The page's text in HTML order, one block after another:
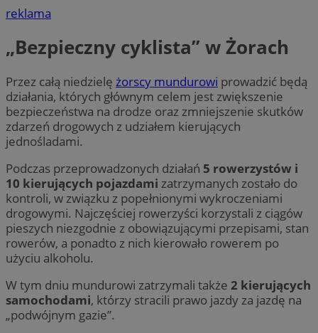
reklama
„Bezpieczny cyklista” w Żorach
Przez całą niedzielę żorscy mundurowi prowadzić będą
działania, których głównym celem jest zwiększenie
bezpieczeństwa na drodze oraz zmniejszenie skutków
zdarzeń drogowych z udziałem kierujących
jednośladami.
Podczas przeprowadzonych działań 5 rowerzystów i
10 kierujących pojazdami zatrzymanych zostało do
kontroli, w związku z popełnionymi wykroczeniami
drogowymi. Najczęściej rowerzyści korzystali z ciągów
pieszych niezgodnie z obowiązującymi przepisami, stan
rowerów, a ponadto z nich kierowało rowerem po
użyciu alkoholu.
W tym dniu mundurowi zatrzymali także 2 kierujących
samochodami, którzy stracili prawo jazdy za jazdę na
„podwójnym gazie”.